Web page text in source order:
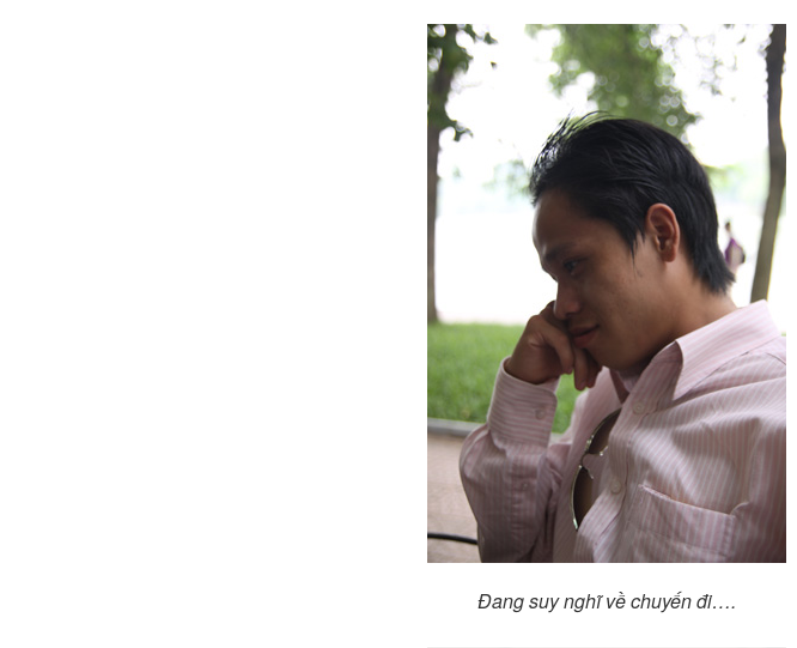
Đang suy nghĩ về chuyến đi….